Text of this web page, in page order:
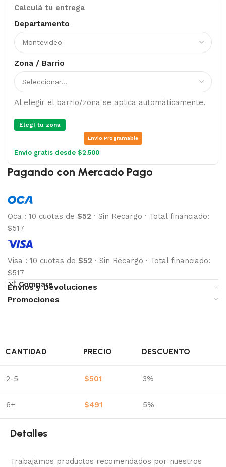
Calculá tu entrega
Departamento
Zona / Barrio
Al elegir el barrio/zona se aplica automáticamente.
Elegí tu zona
Envio Programable
Envío gratis desde $2.500
Pagando con Mercado Pago
Oca : 10 cuotas de $52 · Sin Recargo · Total financiado:
$517
Visa : 10 cuotas de $52 · Sin Recargo · Total financiado:
$517
Compare
Envíos y Devoluciones
Promociones
CANTIDAD PRECIO DESCUENTO
2-5 $501 3%
6+ $491 5%
Detalles
Trabajamos productos recomendados por nuestros